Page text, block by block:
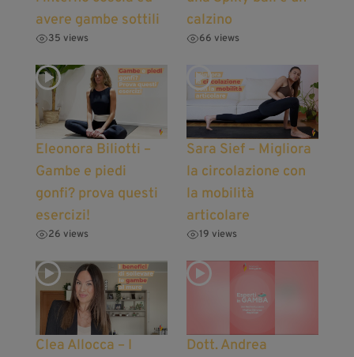
avere gambe sottili
35 views
calzino
66 views
Eleonora Biliotti –
Gambe e piedi
gonfi? prova questi
esercizi!
26 views
Sara Sief – Migliora
la circolazione con
la mobilità
articolare
19 views
Clea Allocca – I
Dott. Andrea